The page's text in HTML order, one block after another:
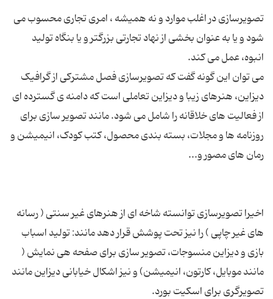
تصویرسازی در اغلب موارد و نه همیشه ، امری تجاری محسوب می
شود و یا به عنوان بخشی از نهاد تجارتی بزرگتر و یا بنگاه تولید
می توان این گونه گفت که تصویرسازی فصل مشترکی از گرافیک
دیزاین، هنرهای زیبا و دیزاین تعاملی است که دامنه ی گسترده ای
از فعالیت های خلاقانه را شامل می شود. مانند تصویر سازی برای
روزنامه ها و مجلات، بسته بندی محصول، کتب کودک، انیمیشن و
اخیرا تصویرسازی توانسته شاخه ای از هنرهای غیر سنتی ( رسانه
های غیر چاپی ) را نیز تحت پوشش قرار دهد مانند: تولید اسباب
بازی و دیزاین منسوجات، تصویر سازی برای صفحه هی نمایش (
مانند موبایل، کارتون، انیمیشن) و نیز اشکال خیابانی دیزاین مانند